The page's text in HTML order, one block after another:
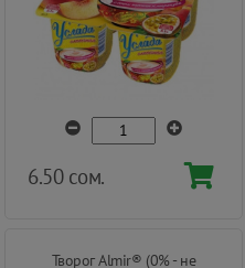
6.50 сом.
Творог Almir® (0% - не